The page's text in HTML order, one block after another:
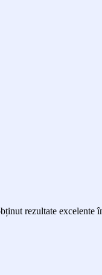
rezultate excelente